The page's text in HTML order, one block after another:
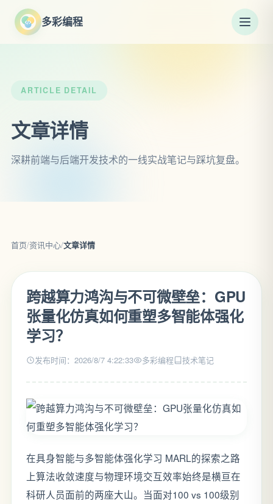
多彩编程
ARTICLE DETAIL
文章详情
深耕前端与后端开发技术的一线实战笔记与踩坑复盘。
首页/资讯中心/文章详情
跨越算力鸿沟与不可微壁垒：GPU
张量化仿真如何重塑多智能体强化
学习？
发布时间：2026/8/7 4:22:33 多彩编程 技术笔记
在具身智能与多智能体强化学习 MARL的探索之路
上算法收敛速度与物理环境交互效率始终是横亘在
科研人员面前的两座大山。当面对100 vs 100级别